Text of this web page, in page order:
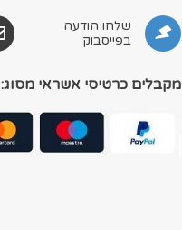
שלחו הודעה
בפייסבוק
מקבלים כרטיסי אשראי מסוג: